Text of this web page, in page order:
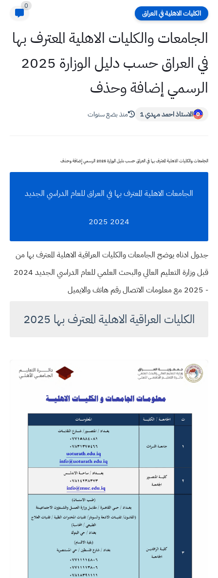
الكليات الاهلية في العراق
0
الجامعات والكليات الاهلية المعترف بها
في العراق حسب دليل الوزارة 2025
الرسمي إضافة وحذف
الاستاذ احمد مهدي 1 منذ بضع سنوات
الجامعات والكليات الاهلية المعترف بها في العراق حسب دليل الوزارة 2025 الرسمي إضافة وحذف
الجامعات الاهلية المعترف بها في العراق للعام الدراسي الجديد
2024 2025
جدول ادناه يوضح الجامعات والكليات العراقية الاهلية المعترف بها من
قبل وزارة التعليم العالي والبحث العلمي للعام الدراسي الجديد 2024
- 2025 مع معلومات الاتصال رقم هاتف والايميل
الكليات العراقية الاهلية المعترف بها 2025